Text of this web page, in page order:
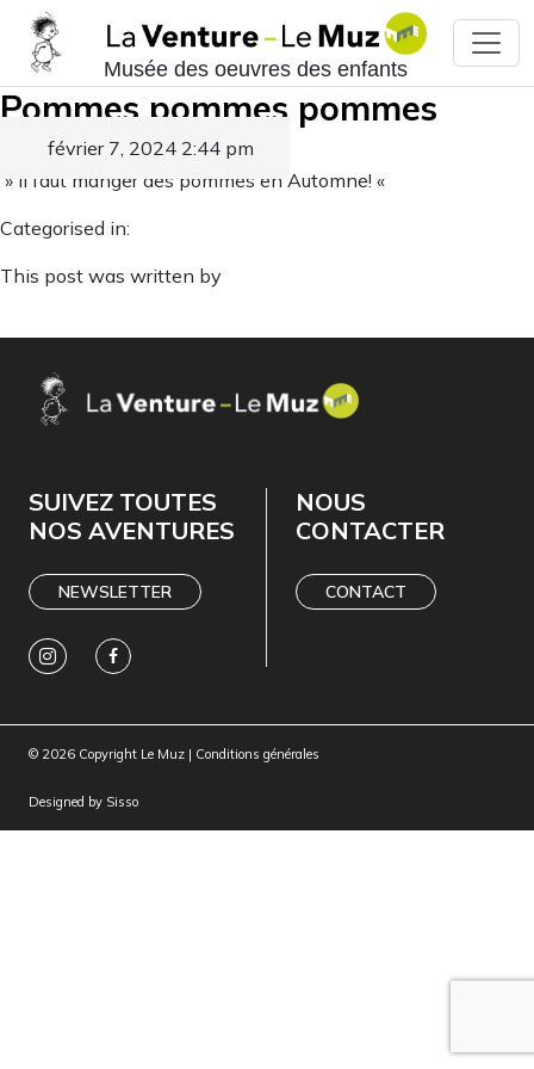
Musée des oeuvres des enfants
Pommes pommes pommes
février 7, 2024 2:44 pm
Published by
» Il faut manger des pommes en Automne! «
Categorised in:
This post was written by
SUIVEZ TOUTES
NOS AVENTURES
NEWSLETTER
NOUS
CONTACTER
CONTACT
© 2026 Copyright Le Muz | Conditions générales
Designed by Sisso